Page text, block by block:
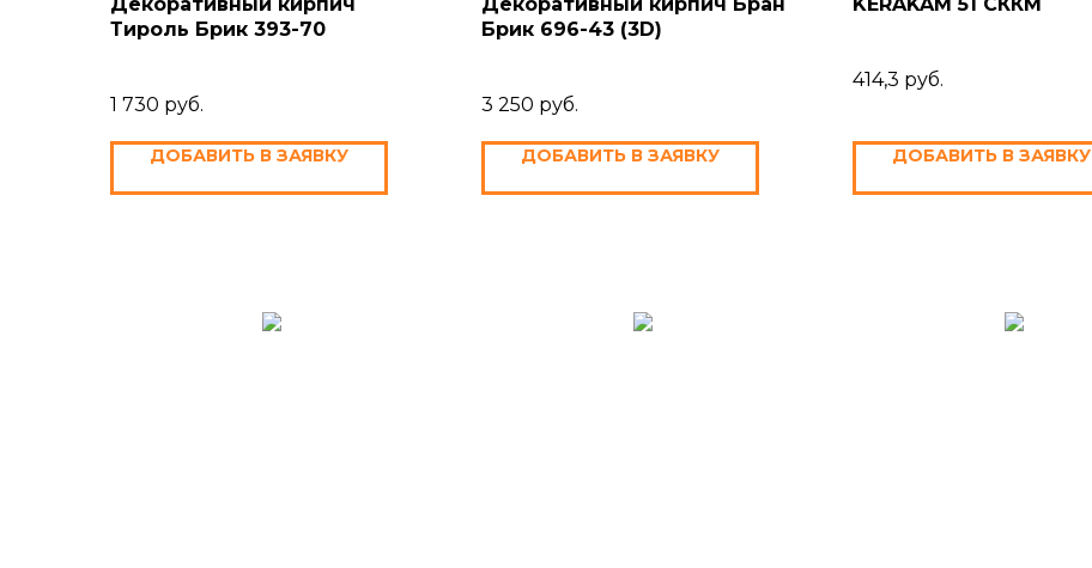
Тироль Брик 393-70
1 730 руб.
ДОБАВИТЬ В ЗАЯВКУ
Брик 696-43 (3D)
3 250 руб.
ДОБАВИТЬ В ЗАЯВКУ
414,3 руб.
ДОБАВИТЬ В ЗАЯВКУ